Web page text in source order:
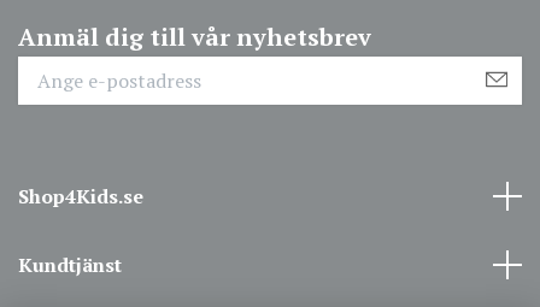
Anmäl dig till vår nyhetsbrev
Shop4Kids.se
Kundtjänst